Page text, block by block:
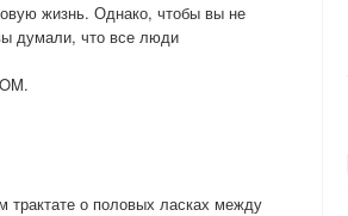
жизнь. Однако, чтобы вы не
думали, что все люди
трактате о половых ласках между